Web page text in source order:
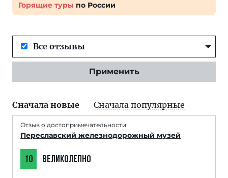
Горящие туры по России
Все отзывы
Применить
Сначала новые Сначала популярные
Отзыв о достопримечательности
Переславский железнодорожный музей
10 ВЕЛИКОЛЕПНО